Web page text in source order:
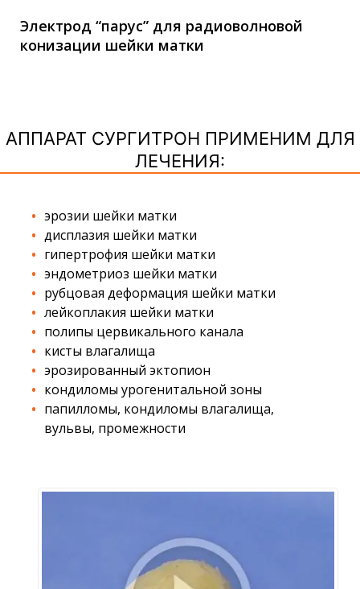
Электрод “парус” для радиоволновой
конизации шейки матки
АППАРАТ СУРГИТРОН ПРИМЕНИМ ДЛЯ
ЛЕЧЕНИЯ:
эрозии шейки матки
дисплазия шейки матки
гипертрофия шейки матки
эндометриоз шейки матки
рубцовая деформация шейки матки
лейкоплакия шейки матки
полипы цервикального канала
кисты влагалища
эрозированный эктопион
кондиломы урогенитальной зоны
папилломы, кондиломы влагалища,
вульвы, промежности